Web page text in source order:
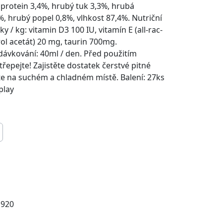
3,4%, hrubý tuk 3,3%, hrubá
hrubý popel 0,8%, vlhkost 87,4%. Nutriční
/ kg: vitamin D3 100 IU, vitamín E (all-rac-
acetát) 20 mg, taurin 700mg.
40ml / den. Před použitím
Zajistěte dostatek čerstvé pitné
na suchém a chladném místě. Balení: 27ks